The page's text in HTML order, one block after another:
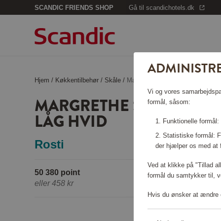
SCANDIC FRIENDS SHOP Gå til scandichotels.dk
Hjem / Køkkentilbehør / Skåle / Margrethe Skålsæt 3-pak med
MARGRETHE SKÅLSÆT
LÅG HVID
Rosti
50 380 point
eller 458 kr
Vi og vores
formål, såsom:
Funktionelle
Statistiske formål:
der hjælper os med at
Ved at klikke på "Tillad
formål du samtykker til,
Hvis du ønsker at ændre